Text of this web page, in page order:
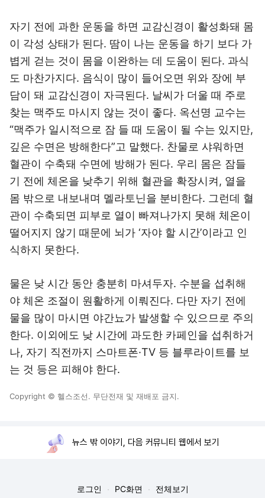
자기 전에 과한 운동을 하면 교감신경이 활성화돼 몸
이 각성 상태가 된다. 땀이 나는 운동을 하기 보다 가
볍게 걷는 것이 몸을 이완하는 데 도움이 된다. 과식
도 마찬가지다. 음식이 많이 들어오면 위와 장에 부
담이 돼 교감신경이 자극된다. 날씨가 더울 때 주로
찾는 맥주도 마시지 않는 것이 좋다. 옥선명 교수는
“맥주가 일시적으로 잠 들 때 도움이 될 수는 있지만,
깊은 수면은 방해한다”고 말했다. 찬물로 샤워하면
혈관이 수축돼 수면에 방해가 된다. 우리 몸은 잠들
기 전에 체온을 낮추기 위해 혈관을 확장시켜, 열을
몸 밖으로 내보내며 멜라토닌을 분비한다. 그런데 혈
관이 수축되면 피부로 열이 빠져나가지 못해 체온이
떨어지지 않기 때문에 뇌가 ‘자야 할 시간’이라고 인
식하지 못한다.
물은 낮 시간 동안 충분히 마셔두자. 수분을 섭취해
야 체온 조절이 원활하게 이뤄진다. 다만 자기 전에
물을 많이 마시면 야간뇨가 발생할 수 있으므로 주의
한다. 이외에도 낮 시간에 과도한 카페인을 섭취하거
나, 자기 직전까지 스마트폰·TV 등 블루라이트를 보
는 것 등은 피해야 한다.
Copyright © 헬스조선. 무단전재 및 재배포 금지.
뉴스 밖 이야기, 다음 커뮤니티 웹에서 보기
로그인 PC화면 전체보기